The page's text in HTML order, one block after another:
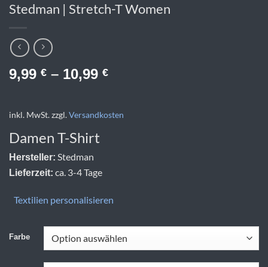
Stedman | Stretch-T Women
9,99 € – 10,99 €
inkl. MwSt.zzgl.Versandkosten
Damen T-Shirt
Hersteller: Stedman
Lieferzeit: ca. 3-4 Tage
Textilien personalisieren
Farbe